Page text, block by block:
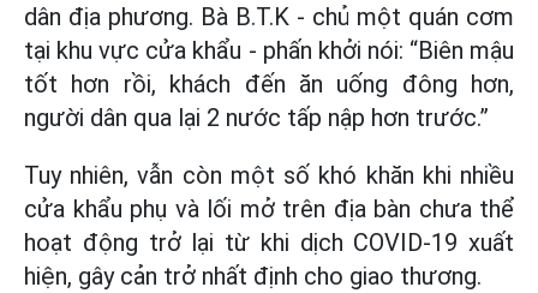
dân địa phương. Bà B.T.K - chủ một quán cơm
tại khu vực cửa khẩu - phấn khởi nói: “Biên mậu
tốt hơn rồi, khách đến ăn uống đông hơn,
người dân qua lại 2 nước tấp nập hơn trước.”
Tuy nhiên, vẫn còn một số khó khăn khi nhiều
cửa khẩu phụ và lối mở trên địa bàn chưa thể
hoạt động trở lại từ khi dịch COVID-19 xuất
hiện, gây cản trở nhất định cho giao thương.